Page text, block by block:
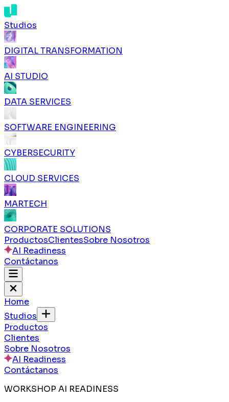
Studios
DIGITAL TRANSFORMATION
AI STUDIO
DATA SERVICES
SOFTWARE ENGINEERING
CYBERSECURITY
CLOUD SERVICES
MARTECH
CORPORATE SOLUTIONS
ProductosClientesSobre Nosotros
AI Readiness
Contáctanos
Home
Studios
Productos
Clientes
Sobre Nosotros
AI Readiness
Contáctanos
WORKSHOP AI READINESS